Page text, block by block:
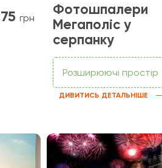
75 грн
Фотошпалери
Мегаполіс у
серпанку
Розширюючі простір
ДИВИТИСЬ ДЕТАЛЬНІШЕ